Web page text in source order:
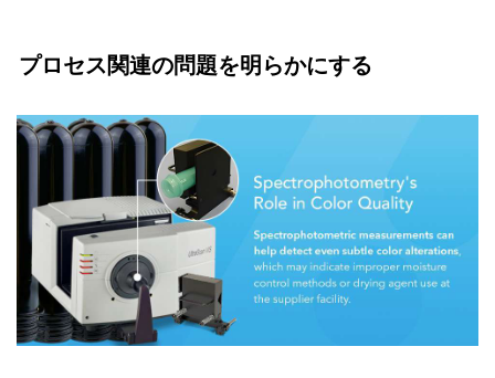
プロセス関連の問題を明らかにする